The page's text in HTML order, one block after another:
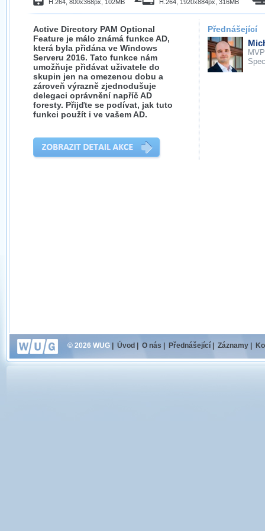
H.264, 800x368px, 102MB H.264, 1920x884px, 316MB
Active Directory PAM Optional
Feature je málo známá funkce AD,
která byla přidána ve Windows
Serveru 2016. Tato funkce nám
umožňuje přidávat uživatele do
skupin jen na omezenou dobu a
zároveň výrazně zjednodušuje
delegaci oprávnění napříč AD
foresty. Přijďte se podívat, jak tuto
funkci použít i ve vašem AD.
Přednášející
MVP
© 2026 WUG Úvod O nás Přednášející Záznamy